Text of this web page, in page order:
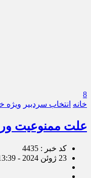
8
خانه انتخاب سردبیر ویژه
علت ممنوعیت
کد خبر : 4435
23 ژوئن 2024 - 13:39